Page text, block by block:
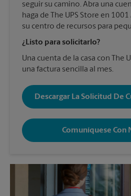
seguir su camino. Abra una
haga de The UPS Store en
su centro de recursos para
¿Listo para solicitarlo?
Una cuenta de la casa con The
una factura sencilla al mes.
Descargar La Solicitud De
Comuníquese Con